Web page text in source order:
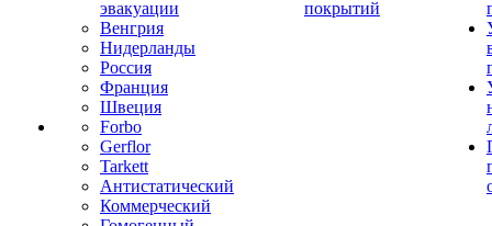
эвакуации
Венгрия
Нидерланды
Россия
Франция
Швеция
Forbo
Gerflor
Tarkett
Антистатический
Коммерческий
покрытий